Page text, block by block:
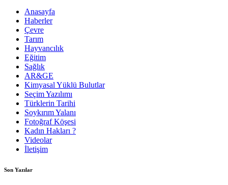
Anasayfa
Haberler
Çevre
Tarım
Hayvancılık
Eğitim
Sağlık
AR&GE
Kimyasal Yüklü Bulutlar
Seçim Yazılımı
Türklerin Tarihi
Soykırım Yalanı
Fotoğraf Köşesi
Kadın Hakları ?
Videolar
İletişim
Son Yazılar